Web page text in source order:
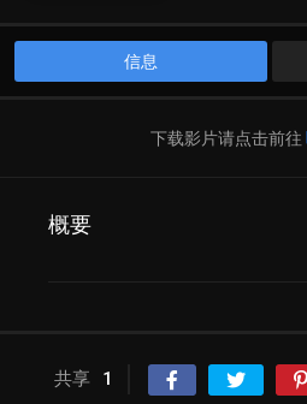
信息
下载影片请点击前往
概要
共享 1